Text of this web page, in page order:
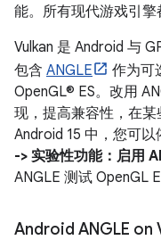
能。所有现代游戏引擎
Vulkan 是 Android 与
包含 ANGLE
作为可
OpenGL® ES。改用
现，提高兼容性，在
Android 15 中，您可以
-> 实验性功能：启用
ANGLE 测试 OpenGL
Android ANGLE on